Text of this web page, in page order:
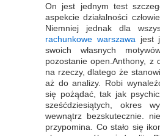
On jest jednym test
aspekcie działalności
Niemniej jednak dla
rachunkowe warszawa jest
swoich własnych
pozostanie open.Anthony, z
na rzeczy, dlatego że
aż do analizy. Robi
się pożądać, tak jak
sześćdziesiątych, okres
wewnątrz bezskutecznie.
przypomina. Co stało się